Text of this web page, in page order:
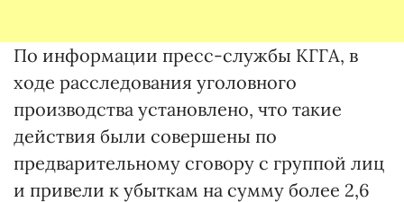
По информации пресс-службы КГГА, в
ходе расследования уголовного
производства установлено, что такие
действия были совершены по
предварительному сговору с группой лиц
и привели к убыткам на сумму более 2,6